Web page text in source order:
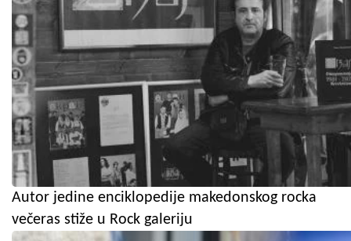
Autor jedine enciklopedije makedonskog rocka
večeras stiže u Rock galeriju